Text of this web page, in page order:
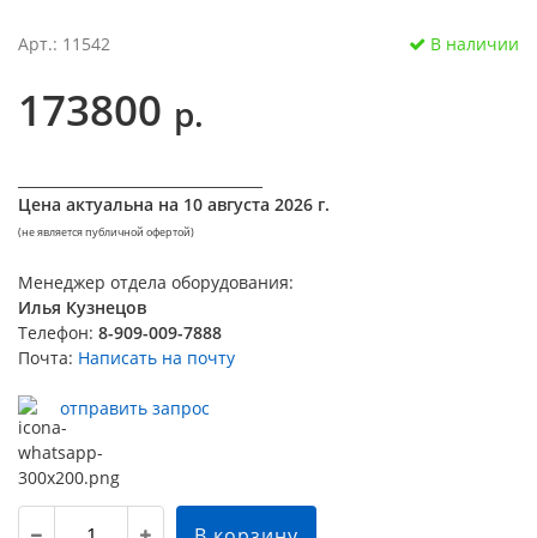
Арт.: 11542 В наличии
173800 р.
Цена актуальна на 10 августа 2026 г.
(не является публичной офертой)
Менеджер отдела оборудования:
Илья Кузнецов
Телефон: 8-909-009-7888
Почта: Написать на почту
отправить запрос